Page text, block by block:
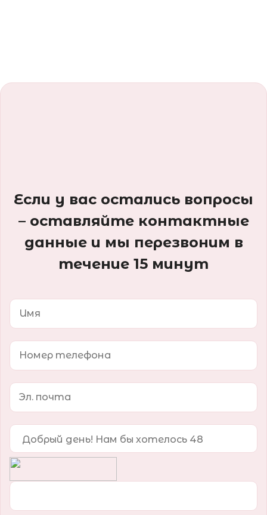
Если у вас остались вопросы
– оставляйте контактные
данные и мы перезвоним в
течение 15 минут